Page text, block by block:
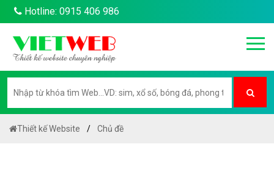
Hotline: 0915 406 986
Thiết kế Website Chủ đề